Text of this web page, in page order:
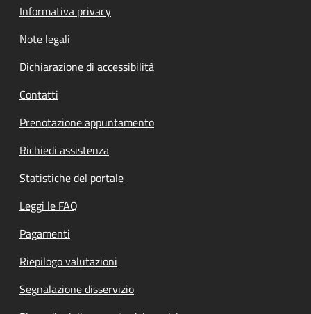
Informativa privacy
Note legali
Dichiarazione di accessibilità
Contatti
Prenotazione appuntamento
Richiedi assistenza
Statistiche del portale
Leggi le FAQ
Pagamenti
Riepilogo valutazioni
Segnalazione disservizio